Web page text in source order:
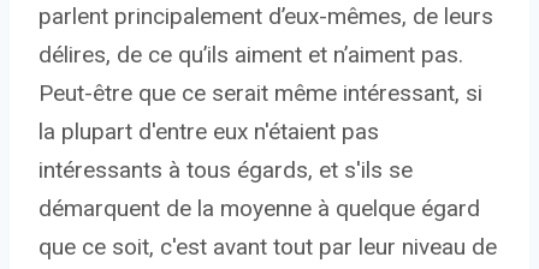
parlent principalement d’eux-mêmes, de leurs
délires, de ce qu’ils aiment et n’aiment pas.
Peut-être que ce serait même intéressant, si
la plupart d'entre eux n'étaient pas
intéressants à tous égards, et s'ils se
démarquent de la moyenne à quelque égard
que ce soit, c'est avant tout par leur niveau de